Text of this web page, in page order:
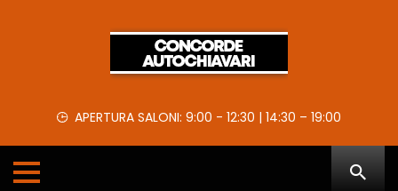
APERTURA SALONI: 9:00 - 12:30 | 14:30 – 19:00